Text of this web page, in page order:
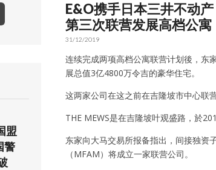
E&O携手日本三井不动产
第三次联营发展高档公寓
31/12/2019
连续完成两项高档公寓联营计划後，东
展总值3亿4800万令吉的豪华住宅。
这两家公司在这之前在吉隆坡市中心联
THE MEWS是在吉隆坡叶观盛路，於
东家向大马交易所报备指出，间接独资
（MFAM）将成立一家联营公司。
盟
警